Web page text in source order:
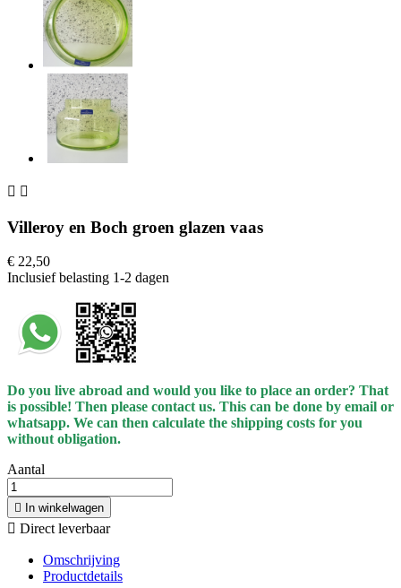
 
Villeroy en Boch groen glazen vaas
€ 22,50
Inclusief belasting 1-2 dagen
Do you live abroad and would you like to place an order? That
is possible! Then please contact us. This can be done by email or
whatsapp. We can then calculate the shipping costs for you
without obligation.
Aantal
 In winkelwagen
 Direct leverbaar
Omschrijving
Productdetails